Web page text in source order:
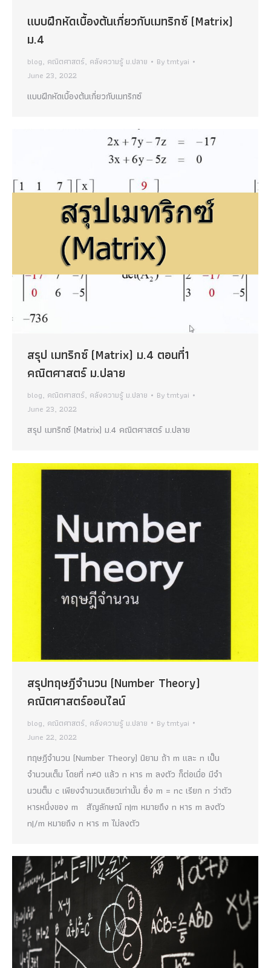
แบบฝีกหัดเบื้องต้นเกี่ยวกับเมทริกซ์ (Matrix)
ม.4
blog, คณิตศาสตร์, คลังความรู้ ม.ปลาย Bytmtyai
June 23, 2022
แบบฝีกหัดเบื้องต้นเกี่ยวกับเมทริกซ์
สรุป เมทริกซ์ (Matrix) ม.4 ตอนที่1
คณิตศาสตร์ ม.ปลาย
blog, คณิตศาสตร์, คลังความรู้ ม.ปลาย Bytmtyai
June 23, 2022
สรุป เมทริกซ์ (Matrix) ม.4 คณิตศาสตร์ ม.ปลาย
สรุปทฤษฎีจำนวน (Number Theory)
คณิตศาสตร์ออนไลน์
blog, คณิตศาสตร์, คลังความรู้ ม.ปลาย Bytmtyai
June 22, 2022
ทฤษฎีจำนวน (Number Theory) นิยาม ถ้า m และ n เป็น
จำนวนเต็ม โดยที่ n≠0 แล้ว n หาร m ลงตัว ก็ต่อเมื่อ มีจำ
นวนต็ม c เพียงจำนวนเดียวเท่านั้น ซึ่ง m = nc เรียก n ว่าตัว
หารหนึ่งของ m สัญลักษณ์ n|m หมายถึง n หาร m ลงตัว
n|/m หมายถึง n หาร m ไม่ลงตัว